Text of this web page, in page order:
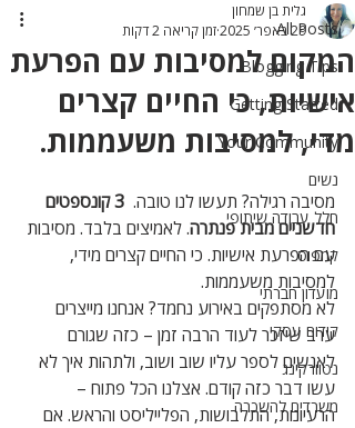
All Posts
Blogging Tips
Getting Started
Your Community
נשים
חלל עבודה שיתופי
קמפוס
מועדון חברתי
קידום עסקי
נטוורקינג
משרדים להשכרה
המקום למסיבות עם הפרעת
אישיות, כי החיים קצרים
מדי, למסיבות משעממות.
גלית בן שמחון
29 באפר׳ 2025
זמן קריאה 2 דקות
מסיבה רגילה? תעשו לנו טובה.
3 קונספטים
חדשניים מבית פנתרה. לאמיצים בלבד. מסיבות
עם הפרעת אישיות. כי החיים קצרים מידי,
למסיבות משעממות.
לא מסתפקים באירוע נחמד? אנחנו מייצרים
ערב שיזכר לעוד הרבה זמן – כזה שגורם
לאנשים לספר עליו שוב ושוב, ולתהות איך לא
עשו דבר כזה קודם. אצלנו הכל פתוח –
הרעיונות, התלבושות, הפלייליסט והראש. אם